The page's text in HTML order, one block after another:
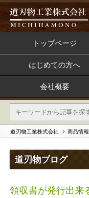
トップページ
はじめての方へ
会社概要
道刃物工業株式会社 商品情
道刃物ブログ
領収書が発行出来